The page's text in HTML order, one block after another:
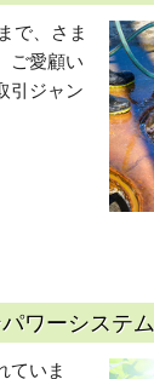
で、さま
ご愛顧い
引ジャン
ワーシステム
ていま